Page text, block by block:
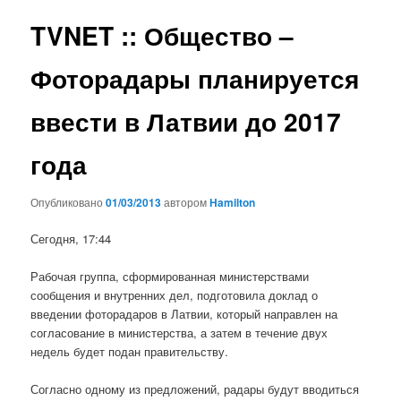
TVNET :: Общество –
Фоторадары планируется
ввести в Латвии до 2017
года
Опубликовано01/03/2013авторомHamilton
Сегодня, 17:44
Рабочая группа, сформированная министерствами
сообщения и внутренних дел, подготовила доклад о
введении фоторадаров в Латвии, который направлен на
согласование в министерства, а затем в течение двух
недель будет подан правительству.
Согласно одному из предложений, радары будут вводиться